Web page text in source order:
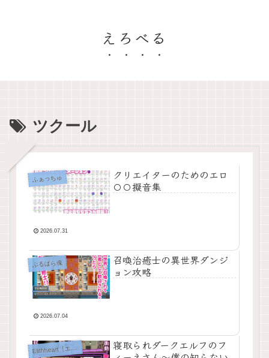
えろべる
ツクール
ふぁっちゅ
クリエイターのためのエロ
〇〇擬音集
2026.07.31
ぶるぱら魂
召喚治癒士の異世界ダンジ
ョン攻略
2026.07.04
E
寝取られダークエルフのフ